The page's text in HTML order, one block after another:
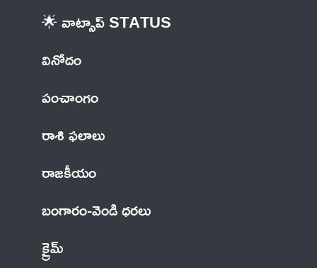
🌟 వాట్సాప్ STATUS
వినోదం
పంచాంగం
రాశి ఫలాలు
రాజకీయం
బంగారం-వెండి ధరలు
క్రైమ్